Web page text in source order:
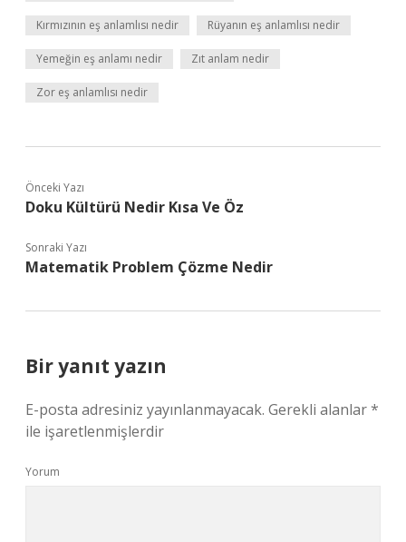
Kırmızının eş anlamlısı nedir Rüyanın eş anlamlısı nedir
Yemeğin eş anlamı nedir Zıt anlam nedir
Zor eş anlamlısı nedir
Önceki Yazı
Doku Kültürü Nedir Kısa Ve Öz
Sonraki Yazı
Matematik Problem Çözme Nedir
Bir yanıt yazın
E-posta adresiniz yayınlanmayacak. Gerekli alanlar*
ile işaretlenmişlerdir
Yorum